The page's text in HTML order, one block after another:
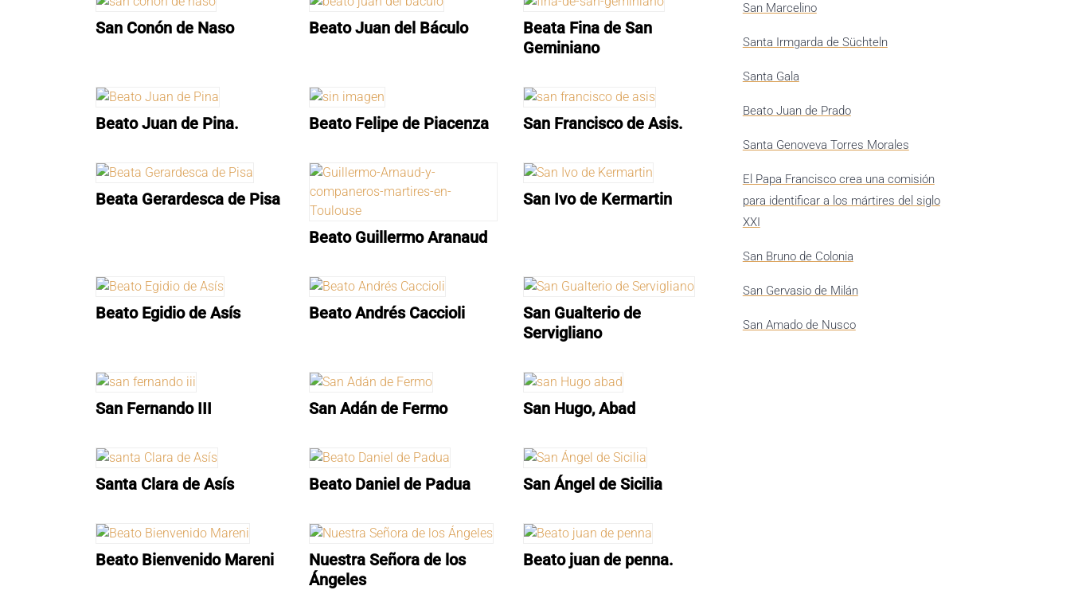
San Conón de Naso Beato Juan del Báculo
Beata Fina de San
Geminiano
Beato Juan de Pina. Beato Felipe de Piacenza San Francisco de Asis.
Beata Gerardesca de Pisa
Beato Guillermo Aranaud
San Ivo de Kermartin
Beato Egidio de Asís Beato Andrés Caccioli
San Gualterio de
Servigliano
San Fernando III San Adán de Fermo San Hugo, Abad
Santa Clara de Asís Beato Daniel de Padua San Ángel de Sicilia
Beato Bienvenido Mareni
Nuestra Señora de los
Ángeles
Beato juan de penna.
San Marcelino
Santa Irmgarda de Süchteln
Santa Gala
Beato Juan de Prado
Santa Genoveva Torres Morales
El Papa Francisco crea una comisión
para identificar a los mártires del siglo
XXI
San Bruno de Colonia
San Gervasio de Milán
San Amado de Nusco